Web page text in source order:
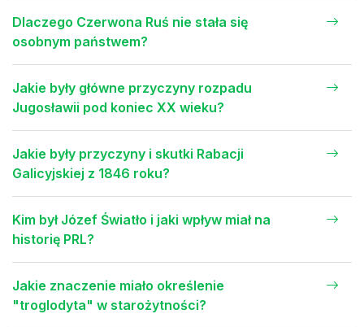
Dlaczego Czerwona Ruś nie stała się
osobnym państwem?
Jakie były główne przyczyny rozpadu
Jugosławii pod koniec XX wieku?
Jakie były przyczyny i skutki Rabacji
Galicyjskiej z 1846 roku?
Kim był Józef Światło i jaki wpływ miał na
historię PRL?
Jakie znaczenie miało określenie
"troglodyta" w starożytności?